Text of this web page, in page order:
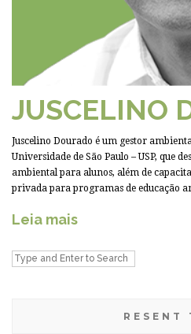
JUSCELINO
Juscelino Dourado é um gestor
Universidade de São Paulo – USP, que
ambiental para alunos, além de
privada para programas de educação
Leia mais
RESENT